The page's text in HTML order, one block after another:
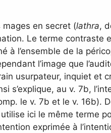
en secret (lathra,
Le terme contraste
l’ensemble de la
l’image que
usurpateur, inquiet et
s’explique, au v. 7b,
le v. 7b et le v. 16b).
ici le même terme
exprimée à